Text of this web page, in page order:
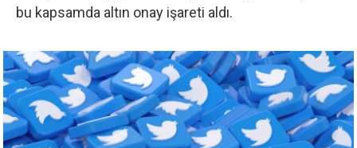
bu kapsamda altın onay işareti aldı.